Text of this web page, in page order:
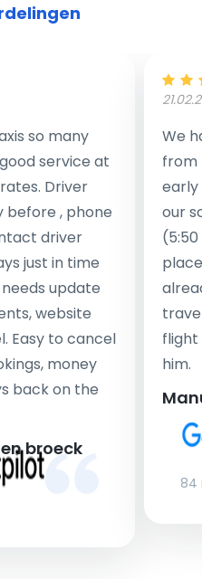
so many
service at
Driver
before , phone
driver
just in time
update
website
Easy to cancel
money
back on the
broeck
We
from
early
our
flight
him.
84